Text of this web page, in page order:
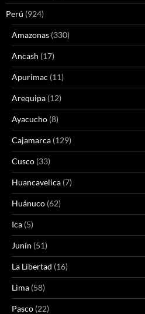
Perú (924)
Amazonas (330)
Ancash (17)
Apurimac (11)
Arequipa (12)
Ayacucho (8)
Cajamarca (129)
Cusco (33)
Huancavelica (7)
Huánuco (62)
Ica (5)
Junín (51)
La Libertad (16)
Lima (58)
Pasco (22)